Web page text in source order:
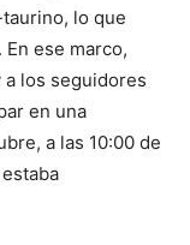
lo que
ese marco,
los seguidores
en una
a las 10:00 de